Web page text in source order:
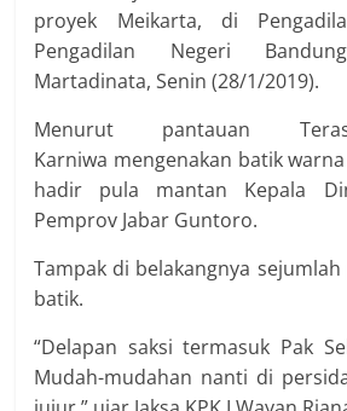
proyek Meikarta, di
Pengadilan Negeri
Martadinata, Senin (28/1/2019).
Menurut pantauan
Karniwa mengenakan batik
hadir pula mantan Kepala
Pemprov Jabar Guntoro.
Tampak di belakangnya
batik.
“Delapan saksi termasuk Pak
Mudah-mudahan nanti di